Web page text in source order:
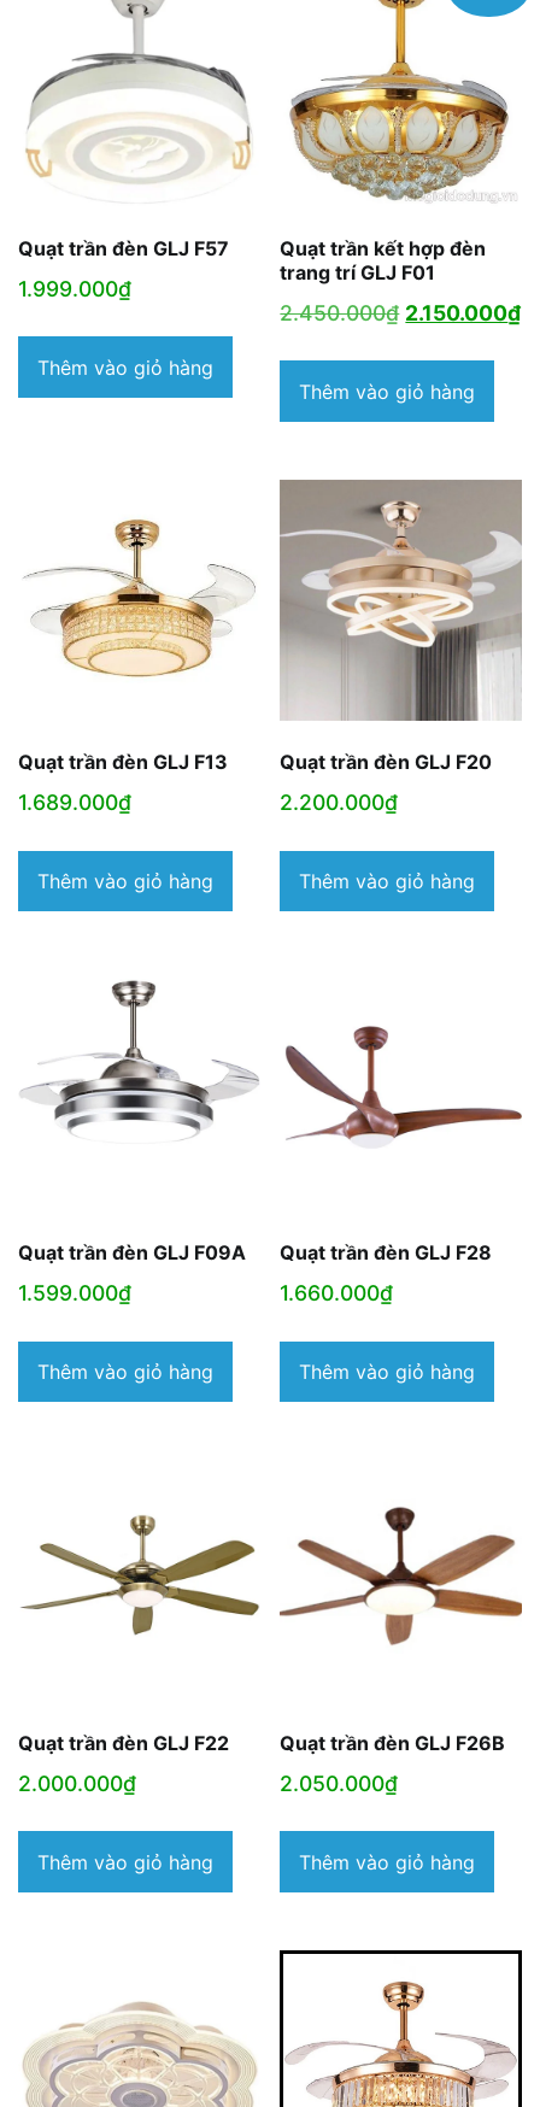
Quạt trần đèn GLJ F57
1.999.000₫
Thêm vào giỏ hàng
Quạt trần kết hợp đèn
trang trí GLJ F01
2.450.000₫ Giá
là:
2.450.000₫.
2.150.000₫
Thêm vào giỏ hàng
Quạt trần đèn GLJ F13
1.689.000₫
Thêm vào giỏ hàng
Quạt trần đèn GLJ F20
2.200.000₫
Thêm vào giỏ hàng
Quạt trần đèn GLJ F09A
1.599.000₫
Thêm vào giỏ hàng
Quạt trần đèn GLJ F28
1.660.000₫
Thêm vào giỏ hàng
Quạt trần đèn GLJ F22
2.000.000₫
Thêm vào giỏ hàng
Quạt trần đèn GLJ F26B
2.050.000₫
Thêm vào giỏ hàng